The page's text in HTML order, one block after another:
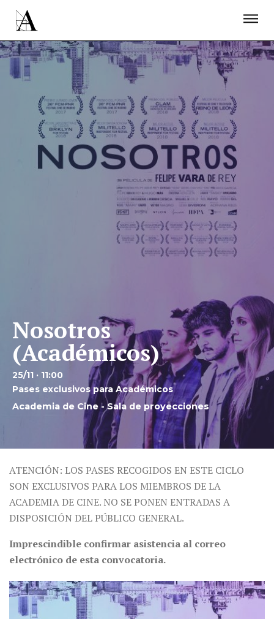
Nosotros
(Académicos)
25/11 · 11:00
Pases exclusivos para Académicos
Academia de Cine - Sala de proyecciones
ATENCIÓN: LOS PASES RECOGIDOS EN ESTE CICLO
SON EXCLUSIVOS PARA LOS MIEMBROS DE LA
ACADEMIA DE CINE. NO SE PONEN ENTRADAS A
DISPOSICIÓN DEL PÚBLICO GENERAL.
Imprescindible confirmar asistencia al correo
electrónico de esta convocatoria.
ACTUALIDAD
PROYECTOS
RESIDENCIAS
ÚNETE A LA ACADEMIA DE CINE
PRENSA
NEWSLETTER